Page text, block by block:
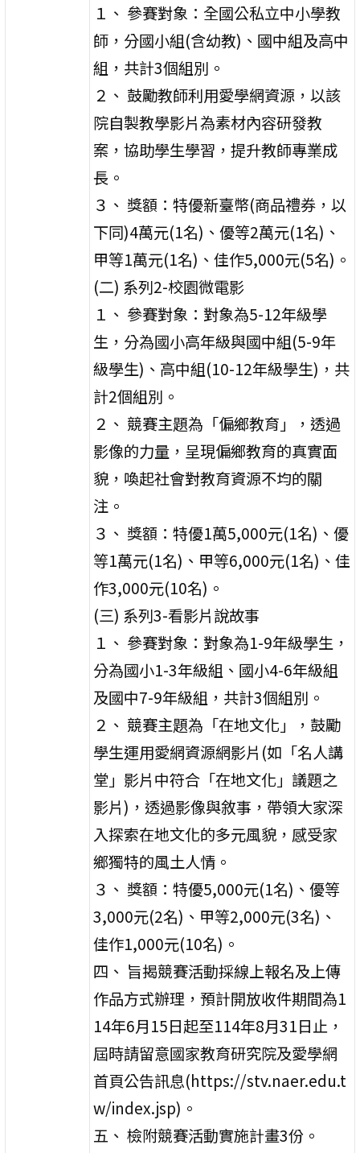
１、 參賽對象：全國公私立中小學教
師，分國小組(含幼教)、國中組及高中
組，共計3個組別。
２、 鼓勵教師利用愛學網資源，以該
院自製教學影片為素材內容研發教
案，協助學生學習，提升教師專業成
長。
３、 獎額：特優新臺幣(商品禮券，以
下同)4萬元(1名)、優等2萬元(1名)、
甲等1萬元(1名)、佳作5,000元(5名)。
(二) 系列2-校園微電影
１、 參賽對象：對象為5-12年級學
生，分為國小高年級與國中組(5-9年
級學生)、高中組(10-12年級學生)，共
計2個組別。
２、 競賽主題為「偏鄉教育」，透過
影像的力量，呈現偏鄉教育的真實面
貌，喚起社會對教育資源不均的關
注。
３、 獎額：特優1萬5,000元(1名)、優
等1萬元(1名)、甲等6,000元(1名)、佳
作3,000元(10名)。
(三) 系列3-看影片說故事
１、 參賽對象：對象為1-9年級學生，
分為國小1-3年級組、國小4-6年級組
及國中7-9年級組，共計3個組別。
２、 競賽主題為「在地文化」，鼓勵
學生運用愛網資源網影片(如「名人講
堂」影片中符合「在地文化」議題之
影片)，透過影像與敘事，帶領大家深
入探索在地文化的多元風貌，感受家
鄉獨特的風土人情。
３、 獎額：特優5,000元(1名)、優等
3,000元(2名)、甲等2,000元(3名)、
佳作1,000元(10名)。
四、 旨揭競賽活動採線上報名及上傳
作品方式辦理，預計開放收件期間為1
14年6月15日起至114年8月31日止，
屆時請留意國家教育研究院及愛學網
首頁公告訊息(https://stv.naer.edu.t
w/index.jsp)。
五、 檢附競賽活動實施計畫3份。